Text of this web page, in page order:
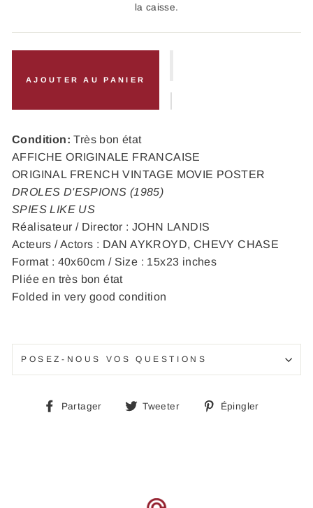
la caisse.
AJOUTER AU PANIER
Condition: Très bon état
AFFICHE ORIGINALE FRANCAISE
ORIGINAL FRENCH VINTAGE MOVIE POSTER
DROLES D'ESPIONS (1985)
SPIES LIKE US
Réalisateur / Director : JOHN LANDIS
Acteurs / Actors : DAN AYKROYD, CHEVY CHASE
Format : 40x60cm / Size : 15x23 inches
Pliée en très bon état
Folded in very good condition
POSEZ-NOUS VOS QUESTIONS
Partager
PartagerTweeter
TweeterÉpingler